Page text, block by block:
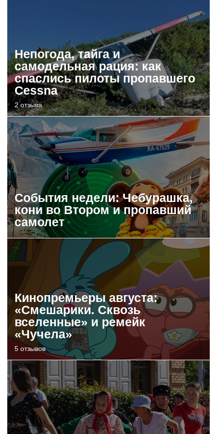
Непогода, тайга и
самодельная рация: как
спаслись пилоты пропавшего
Cessna
2 отзыва
События недели: Чебурашка,
кони во Втором и пропавший
самолет
Кинопремьеры августа:
«Смешарики. Сквозь
вселенные» и ремейк
«Чучела»
5 отзывов